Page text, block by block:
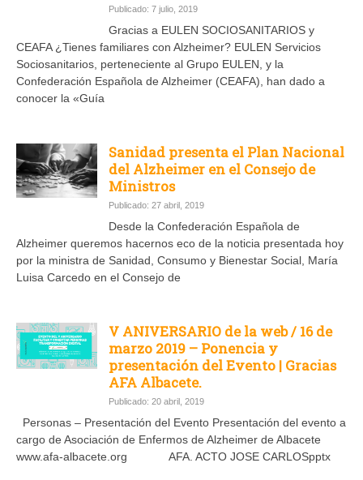
Publicado: 7 julio, 2019
Gracias a EULEN SOCIOSANITARIOS y
CEAFA ¿Tienes familiares con Alzheimer? EULEN Servicios
Sociosanitarios, perteneciente al Grupo EULEN, y la
Confederación Española de Alzheimer (CEAFA), han dado a
conocer la «Guía
Sanidad presenta el Plan Nacional
del Alzheimer en el Consejo de
Ministros
Publicado: 27 abril, 2019
Desde la Confederación Española de
Alzheimer queremos hacernos eco de la noticia presentada hoy
por la ministra de Sanidad, Consumo y Bienestar Social, María
Luisa Carcedo en el Consejo de
V ANIVERSARIO de la web / 16 de
marzo 2019 – Ponencia y
presentación del Evento | Gracias
AFA Albacete.
Publicado: 20 abril, 2019
Personas – Presentación del Evento Presentación del evento a
cargo de Asociación de Enfermos de Alzheimer de Albacete
www.afa-albacete.org AFA. ACTO JOSE CARLOSpptx